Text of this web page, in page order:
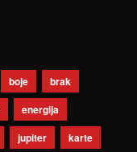
boje
brak
energija
jupiter
karte